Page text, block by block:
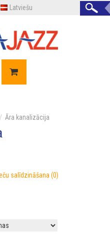
Latviešu
Āra kanalizācija
salīdzināšana (0)